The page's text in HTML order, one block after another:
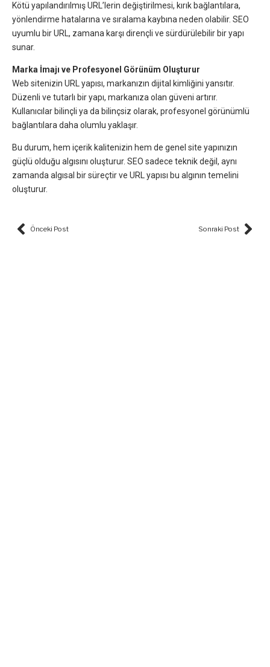
Kötü yapılandırılmış URL’lerin değiştirilmesi, kırık bağlantılara,
yönlendirme hatalarına ve sıralama kaybına neden olabilir. SEO
uyumlu bir URL, zamana karşı dirençli ve sürdürülebilir bir yapı
sunar.
Marka İmajı ve Profesyonel Görünüm Oluşturur
Web sitenizin URL yapısı, markanızın dijital kimliğini yansıtır.
Düzenli ve tutarlı bir yapı, markanıza olan güveni artırır.
Kullanıcılar bilinçli ya da bilinçsiz olarak, profesyonel görünümlü
bağlantılara daha olumlu yaklaşır.
Bu durum, hem içerik kalitenizin hem de genel site yapınızın
güçlü olduğu algısını oluşturur. SEO sadece teknik değil, aynı
zamanda algısal bir süreçtir ve URL yapısı bu algının temelini
oluşturur.
Prev
Önceki Post Sonraki Post